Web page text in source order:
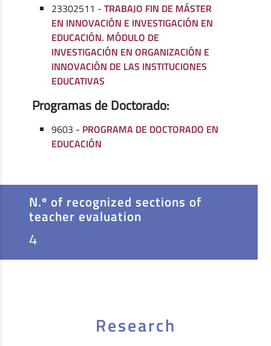
23302511 -TRABAJO FIN DE MÁSTER
EN INNOVACIÓN E INVESTIGACIÓN EN
EDUCACIÓN. MÓDULO DE
INVESTIGACIÓN EN ORGANIZACIÓN E
INNOVACIÓN DE LAS INSTITUCIONES
EDUCATIVAS
Programas de Doctorado:
9603 - PROGRAMA DE DOCTORADO EN
EDUCACIÓN
N.º of recognized sections of
teacher evaluation
4
Research